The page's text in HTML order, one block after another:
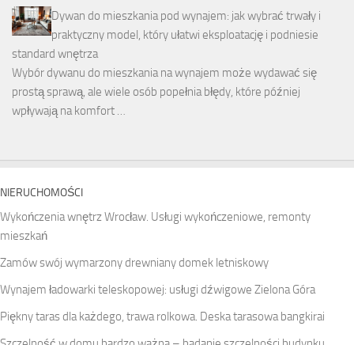
Dywan do mieszkania pod wynajem: jak wybrać trwały i
praktyczny model, który ułatwi eksploatację i podniesie
standard wnętrza
Wybór dywanu do mieszkania na wynajem może wydawać się
prostą sprawą, ale wiele osób popełnia błędy, które później
wpływają na komfort …
NIERUCHOMOŚCI
Wykończenia wnętrz Wrocław. Usługi wykończeniowe, remonty
mieszkań
Zamów swój wymarzony drewniany domek letniskowy
Wynajem ładowarki teleskopowej: usługi dźwigowe Zielona Góra
Piękny taras dla każdego, trawa rolkowa. Deska tarasowa bangkirai